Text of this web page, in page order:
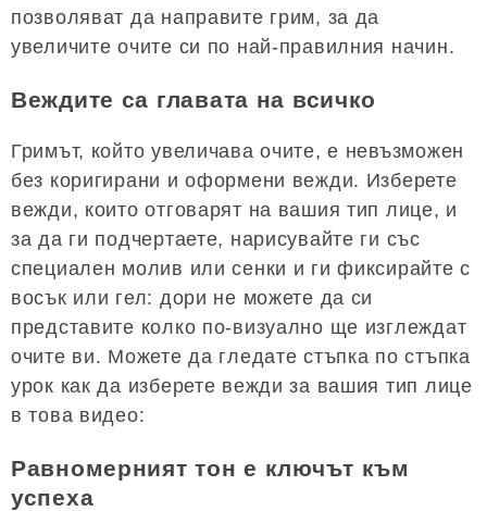
позволяват да направите грим, за да
увеличите очите си по най-правилния начин.
Веждите са главата на всичко
Гримът, който увеличава очите, е невъзможен
без коригирани и оформени вежди. Изберете
вежди, които отговарят на вашия тип лице, и
за да ги подчертаете, нарисувайте ги със
специален молив или сенки и ги фиксирайте с
восък или гел: дори не можете да си
представите колко по-визуално ще изглеждат
очите ви. Можете да гледате стъпка по стъпка
урок как да изберете вежди за вашия тип лице
в това видео:
Равномерният тон е ключът към
успеха